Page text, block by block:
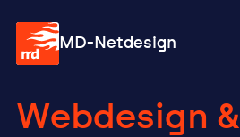
MD-Netdesign
Web­de­sign &